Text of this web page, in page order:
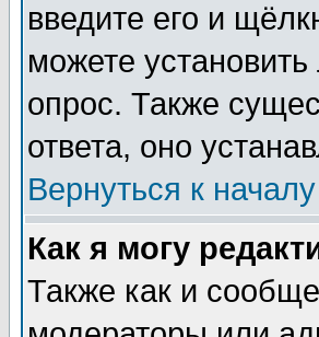
введите его и
можете
опрос. Также
ответа, оно
Вернуться к началу
Как я могу
Также как и